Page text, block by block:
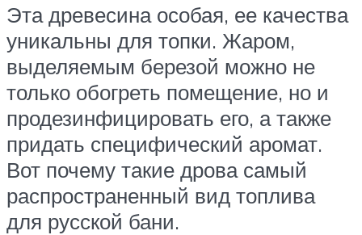
Эта древесина особая, ее качества
уникальны для топки. Жаром,
выделяемым березой можно не
только обогреть помещение, но и
продезинфицировать его, а также
придать специфический аромат.
Вот почему такие дрова самый
распространенный вид топлива
для русской бани.